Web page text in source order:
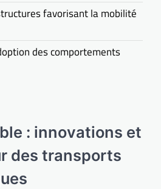
: innovations et
des transports
favorisant la mobilité
des comportements